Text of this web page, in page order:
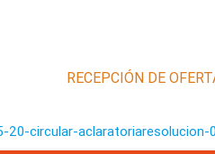
RECEPCIÓN DE
20-circular-aclaratoriaresolucion-